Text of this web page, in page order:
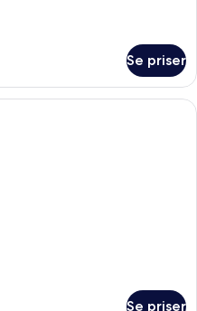
Se priser
Rum - 1 kingsize-säng |
Se priser